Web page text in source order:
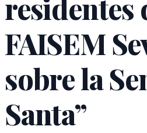
residentes
FAISEM
sobre la
Santa”